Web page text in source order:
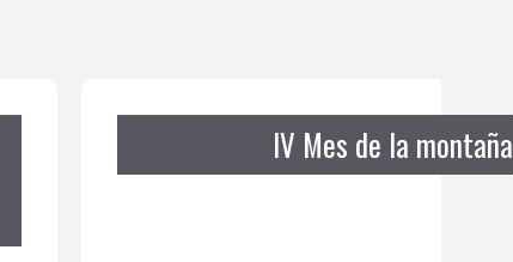
IV Mes de la montaña